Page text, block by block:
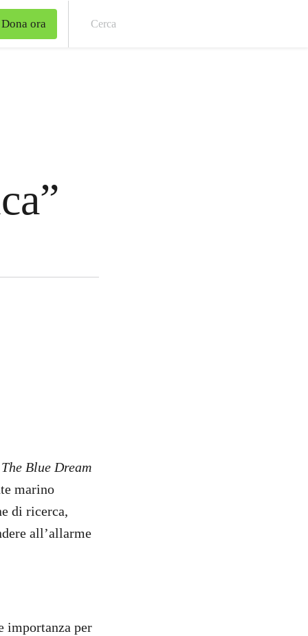
Dona ora
The Blue Dream
marino
di ricerca,
all’allarme
importanza per